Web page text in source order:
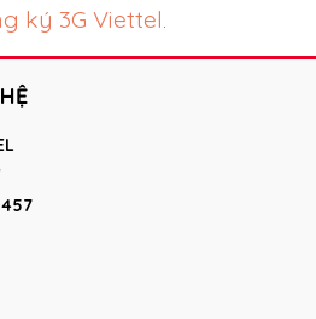
ký 3G Viettel
457